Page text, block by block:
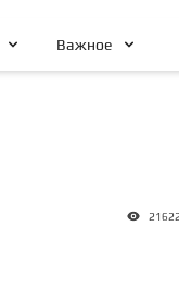
Важное
21622